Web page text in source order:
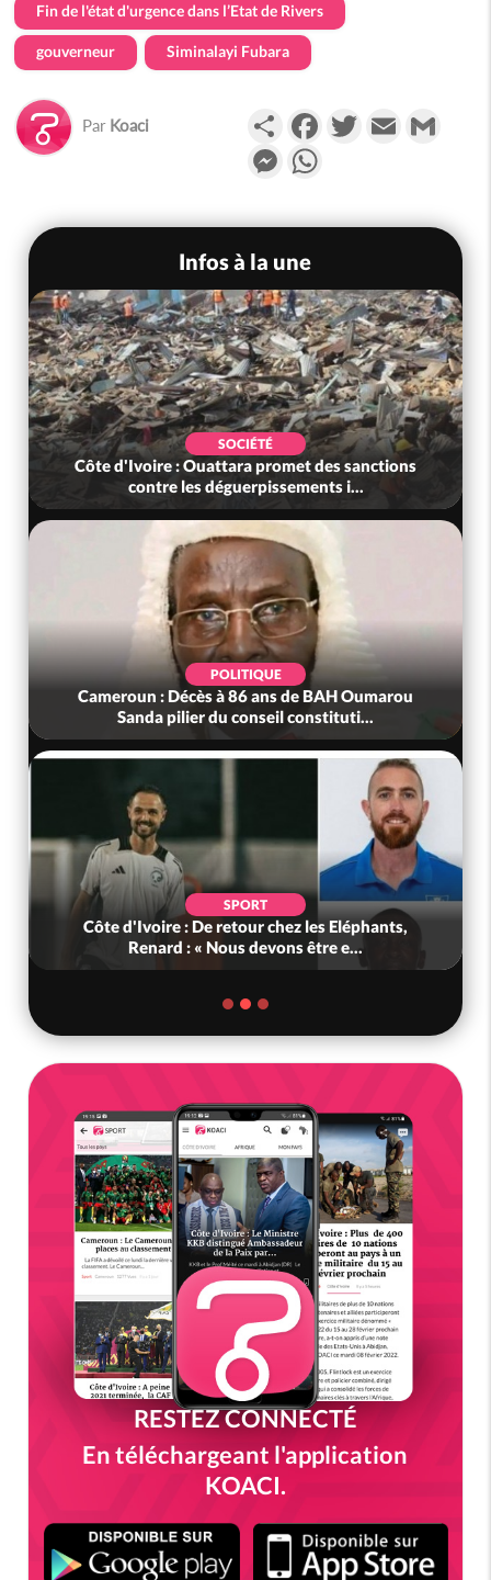
Fin de l'état d'urgence dans l’Etat de Rivers
gouverneur Siminalayi Fubara
Par Koaci PartagerFacebookTwitterEmail
Messenger
Infos à la une
SOCIÉTÉ
Côte d'Ivoire : Ouattara promet des sanctions
contre les déguerpissements i...
POLITIQUE
Cameroun : Décès à 86 ans de BAH Oumarou
Sanda pilier du conseil constituti...
SPORT
Côte d'Ivoire : De retour chez les Eléphants,
Renard : « Nous devons être e...
RESTEZ CONNECTÉ
En téléchargeant l'application
KOACI.